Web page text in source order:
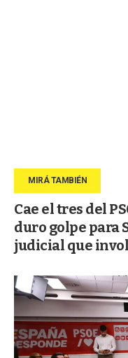
Cae el tres del
duro golpe para
judicial que